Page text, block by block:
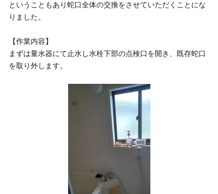
ということもあり蛇口全体の交換をさせていただくことにな
りました。
【作業内容】
まずは量水器にて止水し水栓下部の点検口を開き、既存蛇口
を取り外します。